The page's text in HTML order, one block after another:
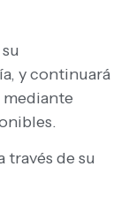
y continuará
través de su